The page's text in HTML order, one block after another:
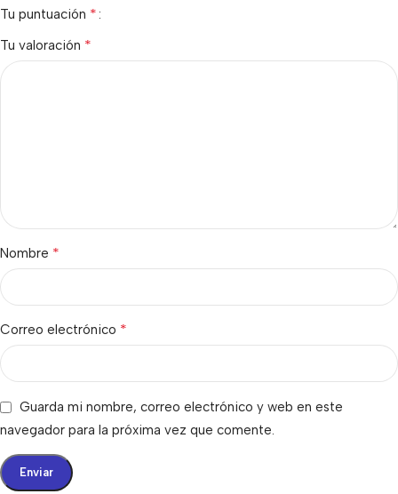
Tu puntuación *
Tu valoración *
Nombre *
Correo electrónico *
Guarda mi nombre, correo electrónico y web en este
navegador para la próxima vez que comente.